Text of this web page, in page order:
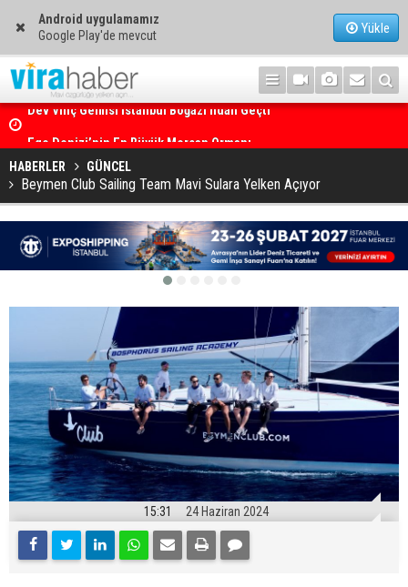
Android uygulamamız
Google Play'de mevcut
Yükle
HABERLER GÜNCEL
Beymen Club Sailing Team Mavi Sulara Yelken Açıyor
15:31 24 Haziran 2024